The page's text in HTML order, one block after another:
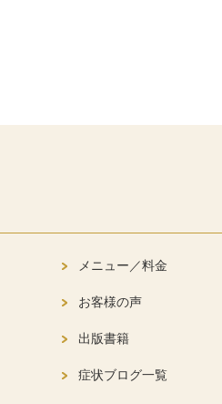
メニュー／料金
お客様の声
出版書籍
症状ブログ一覧